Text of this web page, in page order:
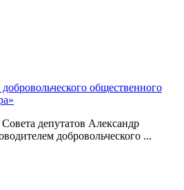
общественного
депутатов Александр
добровольческого ...